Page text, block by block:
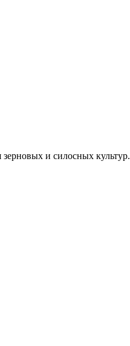
и силосных культур.